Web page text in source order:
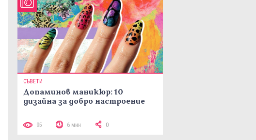
СЪВЕТИ
Допаминов маникюр: 10
дизайна за добро настроение
95 6 мин 0